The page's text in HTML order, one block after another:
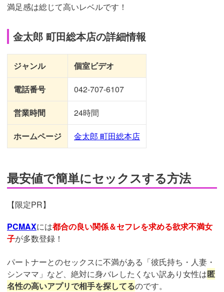
満足感は総じて高いレベルです！
金太郎 町田総本店の詳細情報
ジャンル 個室ビデオ
電話番号 042-707-6107
営業時間 24時間
ホームページ 金太郎 町田総本店
最安値で簡単にセックスする方法
【限定PR】
PCMAXには都合の良い関係＆セフレを求める欲求不満女
子が多数登録！
パートナーとのセックスに不満がある「彼氏持ち・人妻・
シンママ」など、絶対に身バレしたくない訳あり女性は匿
名性の高いアプリで相手を探してるのです。